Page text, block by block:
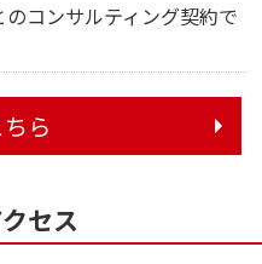
コンサルティング契約で
ら
セス